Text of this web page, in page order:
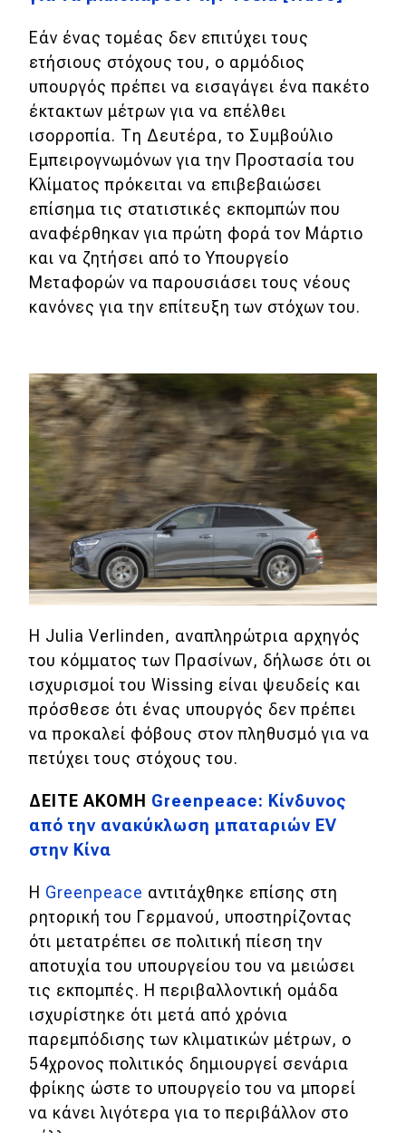
Εάν ένας τομέας δεν επιτύχει τους
ετήσιους στόχους του, ο αρμόδιος
υπουργός πρέπει να εισαγάγει ένα πακέτο
έκτακτων μέτρων για να επέλθει
ισορροπία. Τη Δευτέρα, το Συμβούλιο
Εμπειρογνωμόνων για την Προστασία του
Κλίματος πρόκειται να επιβεβαιώσει
επίσημα τις στατιστικές εκπομπών που
αναφέρθηκαν για πρώτη φορά τον Μάρτιο
και να ζητήσει από το Υπουργείο
Μεταφορών να παρουσιάσει τους νέους
κανόνες για την επίτευξη των στόχων του.
Η Julia Verlinden, αναπληρώτρια αρχηγός
του κόμματος των Πρασίνων, δήλωσε ότι οι
ισχυρισμοί του Wissing είναι ψευδείς και
πρόσθεσε ότι ένας υπουργός δεν πρέπει
να προκαλεί φόβους στον πληθυσμό για να
πετύχει τους στόχους του.
ΔΕΙΤΕ ΑΚΟΜΗ Greenpeace: Κίνδυνος
από την ανακύκλωση μπαταριών EV
στην Κίνα
Η Greenpeace αντιτάχθηκε επίσης στη
ρητορική του Γερμανού, υποστηρίζοντας
ότι μετατρέπει σε πολιτική πίεση την
αποτυχία του υπουργείου του να μειώσει
τις εκπομπές. Η περιβαλλοντική ομάδα
ισχυρίστηκε ότι μετά από χρόνια
παρεμπόδισης των κλιματικών μέτρων, ο
54χρονος πολιτικός δημιουργεί σενάρια
φρίκης ώστε το υπουργείο του να μπορεί
να κάνει λιγότερα για το περιβάλλον στο